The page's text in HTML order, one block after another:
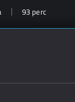
93 perc